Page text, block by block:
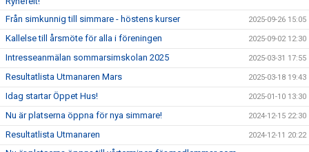
Från simkunnig till simmare - höstens kurser 2025-09-26 15:05
Kallelse till årsmöte för alla i föreningen 2025-09-02 12:30
Intresseanmälan sommarsimskolan 2025 2025-03-31 17:55
Resultatlista Utmanaren Mars 2025-03-18 19:43
Idag startar Öppet Hus! 2025-01-10 13:30
Nu är platserna öppna för nya simmare! 2024-12-15 22:30
Resultatlista Utmanaren 2024-12-11 20:22